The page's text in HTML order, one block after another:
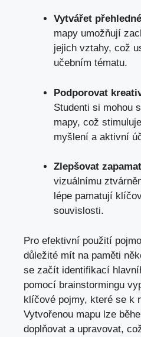
Vytvářet
mapy umožňují
jejich vztahy, což
učebním tématu.
Podporovat
Studenti si mohou
mapy, což
myšlení a aktivní
Zlepšovat
vizuálnímu
lépe pamatují
souvislosti.
Pro efektivní použití
důležité mít na paměti
se začít identifikací
pomocí brainstormingu
klíčové pojmy, které se k
Vytvořenou mapu lze
doplňovat a upravovat,